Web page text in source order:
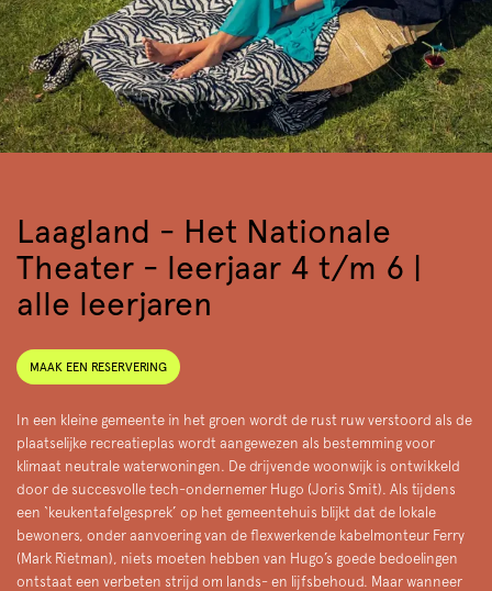
Laagland - Het Nationale
Theater - leerjaar 4 t/m 6 |
alle leerjaren
MAAK EEN RESERVERING
In een kleine gemeente in het groen wordt de rust ruw verstoord als de
plaatselijke recreatieplas wordt aangewezen als bestemming voor
klimaat neutrale waterwoningen. De drijvende woonwijk is ontwikkeld
door de succesvolle tech-ondernemer Hugo (Joris Smit). Als tijdens
een ‘keukentafelgesprek’ op het gemeentehuis blijkt dat de lokale
bewoners, onder aanvoering van de flexwerkende kabelmonteur Ferry
(Mark Rietman), niets moeten hebben van Hugo’s goede bedoelingen
ontstaat een verbeten strijd om lands- en lijfsbehoud. Maar wanneer
Zoom
in